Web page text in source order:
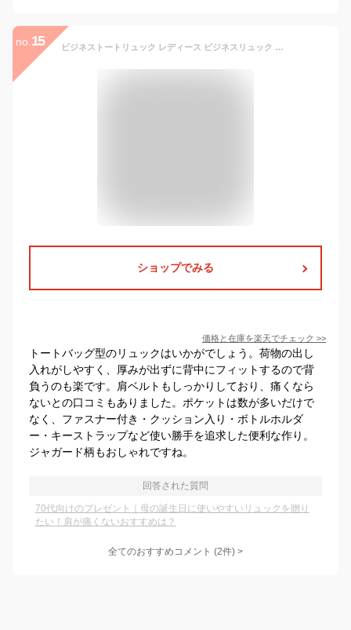
no. 15 ビジネストートリュック レディース ビジネスリュック 通勤 きれいめ 小さめ 2wayリュック リュック通勤 レディース通勤 2wayトート 軽量 ブランド リュックになるトートバッグ A4 おしゃれ 女性 30代40代50代 55105母の日 プレゼント 実用的 オシャレ バッグギフト
ショップでみる
価格と在庫を楽天でチェック >>
トートバッグ型のリュックはいかがでしょう。荷物の出し
入れがしやすく、厚みが出ずに背中にフィットするので背
負うのも楽です。肩ベルトもしっかりしており、痛くなら
ないとの口コミもありました。ポケットは数が多いだけで
なく、ファスナー付き・クッション入り・ボトルホルダ
ー・キーストラップなど使い勝手を追求した便利な作り。
ジャガード柄もおしゃれですね。
回答された質問
70代向けのプレゼント｜母の誕生日に使いやすいリュックを贈り
たい！肩が痛くないおすすめは？
全てのおすすめコメント (2件) >